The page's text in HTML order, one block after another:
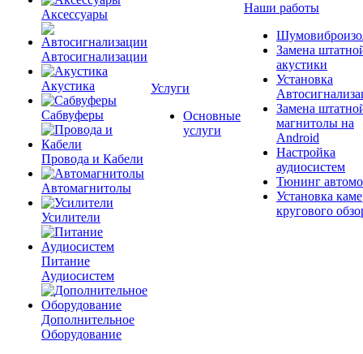
Аксессуары
Автосигнализации
Акустика
Сабвуферы
Провода и Кабели
Автомагнитолы
Усилители
Питание
Аудиосистем
Дополнительное
Оборудование
Услуги
Основные
услуги
Наши работы
Замена
акустики
Установка
Замена
магнитолы на
Android
Настройка
аудиосистем
Тюнинг
Установка
кругового